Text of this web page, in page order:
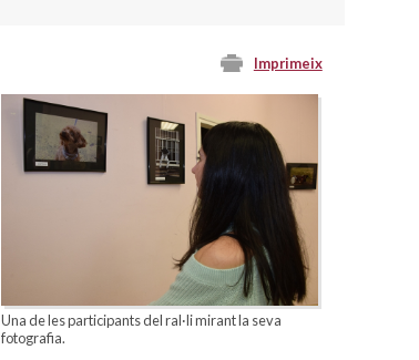
Imprimeix
Una de les participants del ral·li mirant la seva
fotografia.